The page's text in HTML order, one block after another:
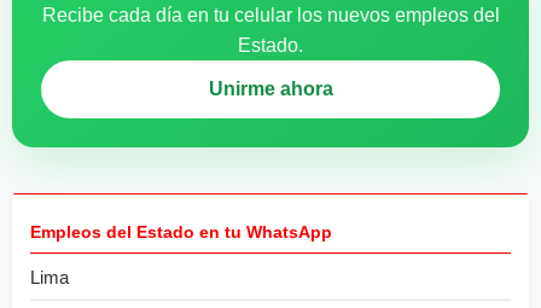
Recibe cada día en tu celular los nuevos empleos del
Estado.
Unirme ahora
Empleos del Estado en tu WhatsApp
Lima